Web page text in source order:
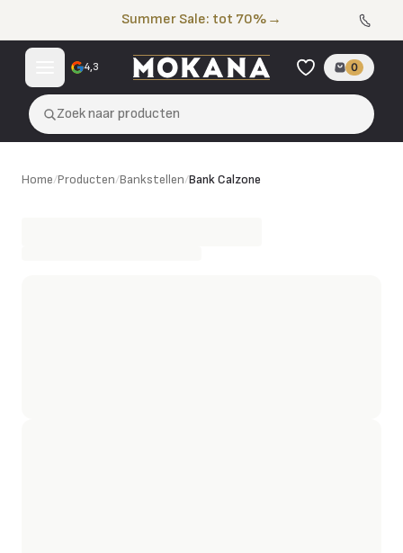
Summer Sale: tot 70% →
4,3 0
Zoek naar producten
Bank Calzone
Home/Producten/Bankstellen/Bank Calzone